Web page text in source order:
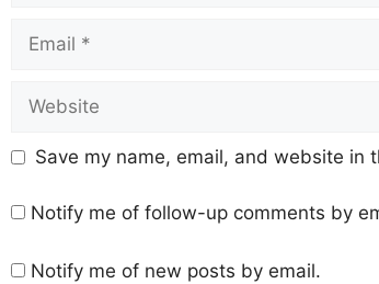
Save my name, email, and website in
Notify me of follow-up comments by
Notify me of new posts by email.